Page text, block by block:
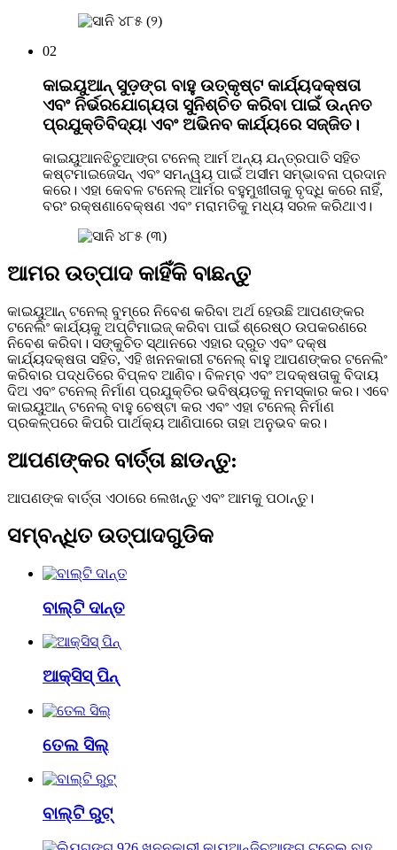
02
କାଇୟୁଆନ୍ ସୁଡ଼ଙ୍ଗ ବାହୁ ଉତ୍କୃଷ୍ଟ କାର୍ଯ୍ୟଦକ୍ଷତା
ଏବଂ ନିର୍ଭରଯୋଗ୍ୟତା ସୁନିଶ୍ଚିତ କରିବା ପାଇଁ ଉନ୍ନତ
ପ୍ରଯୁକ୍ତିବିଦ୍ୟା ଏବଂ ଅଭିନବ କାର୍ଯ୍ୟରେ ସଜ୍ଜିତ।
କାଇୟୁଆନଝିଚୁଆଙ୍ଗ ଟନେଲ୍ ଆର୍ମ ଅନ୍ୟ ଯନ୍ତ୍ରପାତି ସହିତ
କଷ୍ଟମାଇଜେସନ୍ ଏବଂ ସମନ୍ୱୟ ପାଇଁ ଅସୀମ ସମ୍ଭାବନା ପ୍ରଦାନ
କରେ। ଏହା କେବଳ ଟନେଲ୍ ଆର୍ମର ବହୁମୁଖୀତାକୁ ବୃଦ୍ଧି କରେ ନାହିଁ,
ବରଂ ରକ୍ଷଣାବେକ୍ଷଣ ଏବଂ ମରାମତିକୁ ମଧ୍ୟ ସରଳ କରିଥାଏ।
ଆମର ଉତ୍ପାଦ କାହିଁକି ବାଛନ୍ତୁ
କାଇୟୁଆନ୍ ଟନେଲ୍ ବୁମ୍‌ରେ ନିବେଶ କରିବା ଅର୍ଥ ହେଉଛି ଆପଣଙ୍କର
ଟନେଲିଂ କାର୍ଯ୍ୟକୁ ଅପ୍ଟିମାଇଜ୍ କରିବା ପାଇଁ ଶ୍ରେଷ୍ଠ ଉପକରଣରେ
ନିବେଶ କରିବା। ସଙ୍କୁଚିତ ସ୍ଥାନରେ ଏହାର ଦ୍ରୁତ ଏବଂ ଦକ୍ଷ
କାର୍ଯ୍ୟଦକ୍ଷତା ସହିତ, ଏହି ଖନନକାରୀ ଟନେଲ୍ ବାହୁ ଆପଣଙ୍କର ଟନେଲିଂ
କରିବାର ପଦ୍ଧତିରେ ବିପ୍ଳବ ଆଣିବ। ବିଳମ୍ବ ଏବଂ ଅଦକ୍ଷତାକୁ ବିଦାୟ
ଦିଅ ଏବଂ ଟନେଲ୍ ନିର୍ମାଣ ପ୍ରଯୁକ୍ତିର ଭବିଷ୍ୟତକୁ ନମସ୍କାର କର। ଏବେ
କାଇୟୁଆନ୍ ଟନେଲ୍ ବାହୁ ଚେଷ୍ଟା କର ଏବଂ ଏହା ଟନେଲ୍ ନିର୍ମାଣ
ପ୍ରକଳ୍ପରେ କିପରି ପାର୍ଥକ୍ୟ ଆଣିପାରେ ତାହା ଅନୁଭବ କର।
ଆପଣଙ୍କର ବାର୍ତ୍ତା ଛାଡନ୍ତୁ:
ଆପଣଙ୍କ ବାର୍ତ୍ତା ଏଠାରେ ଲେଖନ୍ତୁ ଏବଂ ଆମକୁ ପଠାନ୍ତୁ।
ସମ୍ବନ୍ଧିତ ଉତ୍ପାଦଗୁଡିକ
ବାଲ୍ଟି ଦାନ୍ତ
ଆକ୍ସିସ୍ ପିନ୍
ତେଲ ସିଲ୍
ବାଲ୍ଟି ରୁଟ୍